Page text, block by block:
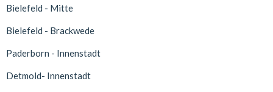
Bielefeld - Mitte
Bielefeld - Brackwede
Paderborn - Innenstadt
Detmold- Innenstadt